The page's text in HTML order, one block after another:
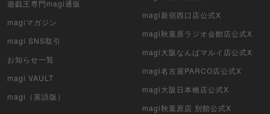
クリプトスペルズ
遊戯王初期
遊戯王専門magi通販
magiマガジン
magi SNS取引
お知らせ一覧
magi VAULT
magi（英語版）
magi新宿西口店公式X
magi秋葉原ラジオ会館店公式X
magi大阪なんばマルイ店公式X
magi名古屋PARCO店公式X
magi大阪日本橋店公式X
magi秋葉原店 別館公式X